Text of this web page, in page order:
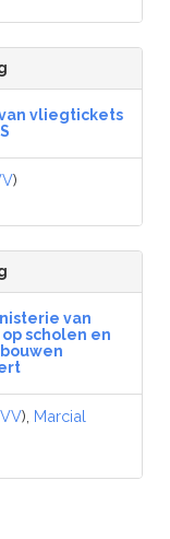
vliegtickets
)
van
scholen en
), Marcial